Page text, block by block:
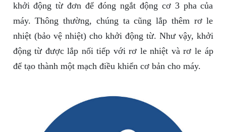
khởi động từ đơn để đóng ngắt động cơ 3 pha của
máy. Thông thường, chúng ta cũng lắp thêm rơ le
nhiệt (bảo vệ nhiệt) cho khởi động từ. Như vậy, khởi
động từ được lắp nối tiếp với rơ le nhiệt và rơ le áp
để tạo thành một mạch điều khiển cơ bản cho máy.